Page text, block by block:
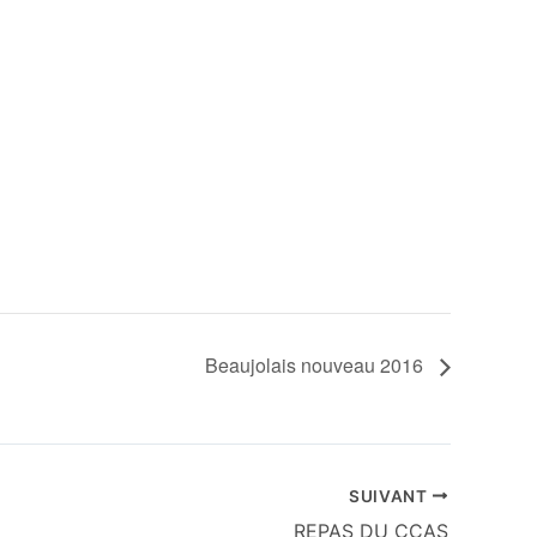
Beaujolais nouveau 2016
SUIVANT
REPAS DU CCAS